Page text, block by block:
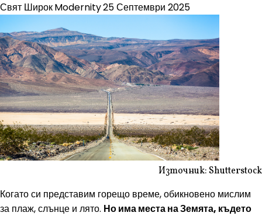
Свят ШирокModernity25 Септември 2025
Източник: Shutterstock
Когато си представим горещо време, обикновено мислим
за плаж, слънце и лято. Но има места на Земята, където